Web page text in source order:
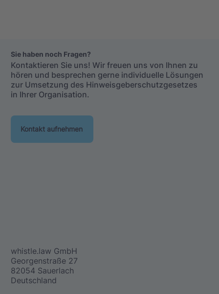
Sie haben noch Fragen?
Kontaktieren Sie uns! Wir freuen uns von Ihnen zu
hören und besprechen gerne individuelle Lösungen
zur Umsetzung des Hinweisgeberschutzgesetzes
in Ihrer Organisation.
Kontakt aufnehmen
whistle.law GmbH
Georgenstraße 27
82054 Sauerlach
Deutschland